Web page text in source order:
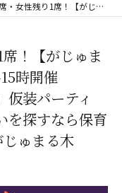
時開催『Halloween婚活（プチ）仮装パーティー』/大阪府枚方市で出会いを探すなら保育園が運営する結婚相談所がじゅまる木
！【がじゅま
時開催
装パーティ
を探すなら保育
ゅまる木